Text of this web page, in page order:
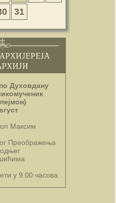
31
Духовдану
Максим
Преображења
у 9.00 часова.